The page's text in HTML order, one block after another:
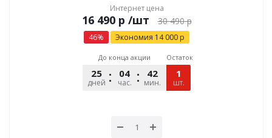
Интернет цена
р /шт 30 490р
46% Экономия 14 000 р
До конца акции
25
дней
04
час.
42
мин.
09
сек.
Остаток
1
шт.